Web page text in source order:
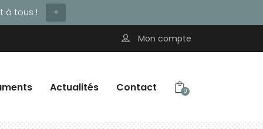
à tous ! +
Mon compte
Actualités Contact 0